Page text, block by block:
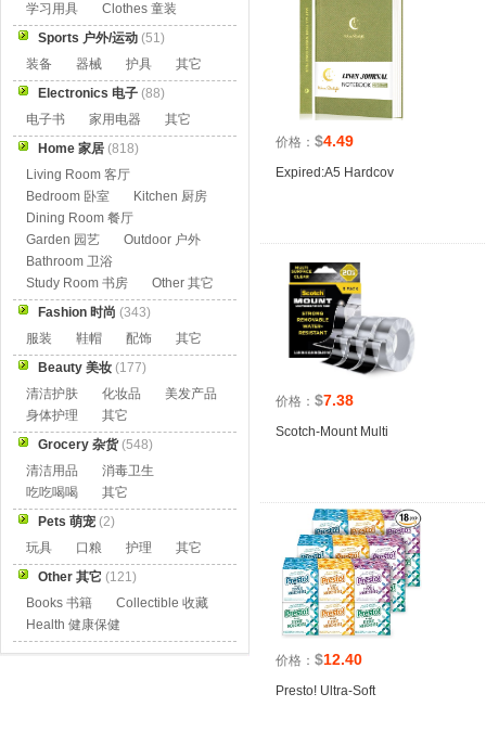
价格： $4.49
Expired:A5 Hardcov
价格： $7.38
Scotch-Mount Multi
价格： $12.40
Presto! Ultra-Soft
学习用具
Clothes 童装
Sports 户外/运动 (51)
装备
器械 护具
其它
Electronics 电子 (88)
电子书
家用电器
其它
Home 家居 (818)
Living Room 客厅
Bedroom 卧室
Kitchen 厨房
Dining Room 餐厅
Garden 园艺
Outdoor 户外
Bathroom 卫浴
Study Room 书房
Other 其它
Fashion 时尚 (343)
服装
鞋帽 配饰
其它
Beauty 美妆 (177)
清洁护肤
化妆品
美发产品
身体护理
其它
Grocery 杂货(548)
清洁用品
消毒卫生
吃吃喝喝
其它
Pets 萌宠 (2)
玩具
口粮 护理
其它
Other 其它 (121)
Books 书籍
Collectible 收藏
Health 健康保健